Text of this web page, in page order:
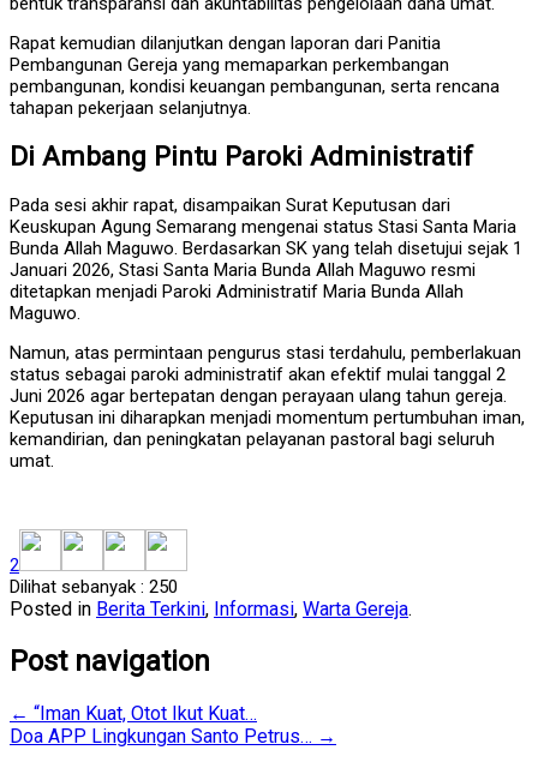
Rapat kemudian dilanjutkan dengan laporan dari Panitia
Pembangunan Gereja yang memaparkan perkembangan
pembangunan, kondisi keuangan pembangunan, serta rencana
tahapan pekerjaan selanjutnya.
Di Ambang Pintu Paroki Administratif
Pada sesi akhir rapat, disampaikan Surat Keputusan dari
Keuskupan Agung Semarang mengenai status Stasi Santa Maria
Bunda Allah Maguwo. Berdasarkan SK yang telah disetujui sejak 1
Januari 2026, Stasi Santa Maria Bunda Allah Maguwo resmi
ditetapkan menjadi Paroki Administratif Maria Bunda Allah
Maguwo.
Namun, atas permintaan pengurus stasi terdahulu, pemberlakuan
status sebagai paroki administratif akan efektif mulai tanggal 2
Juni 2026 agar bertepatan dengan perayaan ulang tahun gereja.
Keputusan ini diharapkan menjadi momentum pertumbuhan iman,
kemandirian, dan peningkatan pelayanan pastoral bagi seluruh
umat.
2
Dilihat sebanyak : 250
Posted in Berita Terkini, Informasi, Warta Gereja.
Post navigation
← “Iman Kuat, Otot Ikut Kuat…
Doa APP Lingkungan Santo Petrus… →